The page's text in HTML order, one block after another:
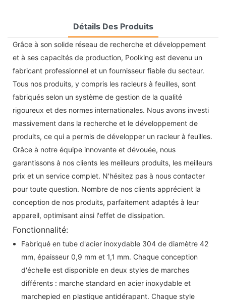
Détails Des Produits
Grâce à son solide réseau de recherche et développement
et à ses capacités de production, Poolking est devenu un
fabricant professionnel et un fournisseur fiable du secteur.
Tous nos produits, y compris les racleurs à feuilles, sont
fabriqués selon un système de gestion de la qualité
rigoureux et des normes internationales. Nous avons investi
massivement dans la recherche et le développement de
produits, ce qui a permis de développer un racleur à feuilles.
Grâce à notre équipe innovante et dévouée, nous
garantissons à nos clients les meilleurs produits, les meilleurs
prix et un service complet. N'hésitez pas à nous contacter
pour toute question. Nombre de nos clients apprécient la
conception de nos produits, parfaitement adaptés à leur
appareil, optimisant ainsi l'effet de dissipation.
Fonctionnalité:
Fabriqué en tube d'acier inoxydable 304 de diamètre 42
mm, épaisseur 0,9 mm et 1,1 mm. Chaque conception
d'échelle est disponible en deux styles de marches
différents : marche standard en acier inoxydable et
marchepied en plastique antidérapant. Chaque style